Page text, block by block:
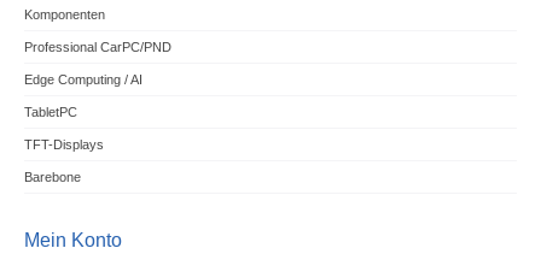
Komponenten
Professional CarPC/PND
Edge Computing / AI
TabletPC
TFT-Displays
Barebone
Mein Konto